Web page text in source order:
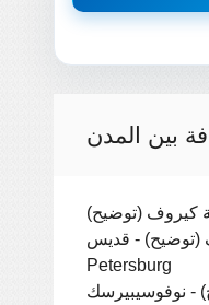
بين المدن
(توضيح) - قديس
Petersburg
- نوفوسيبيرسك